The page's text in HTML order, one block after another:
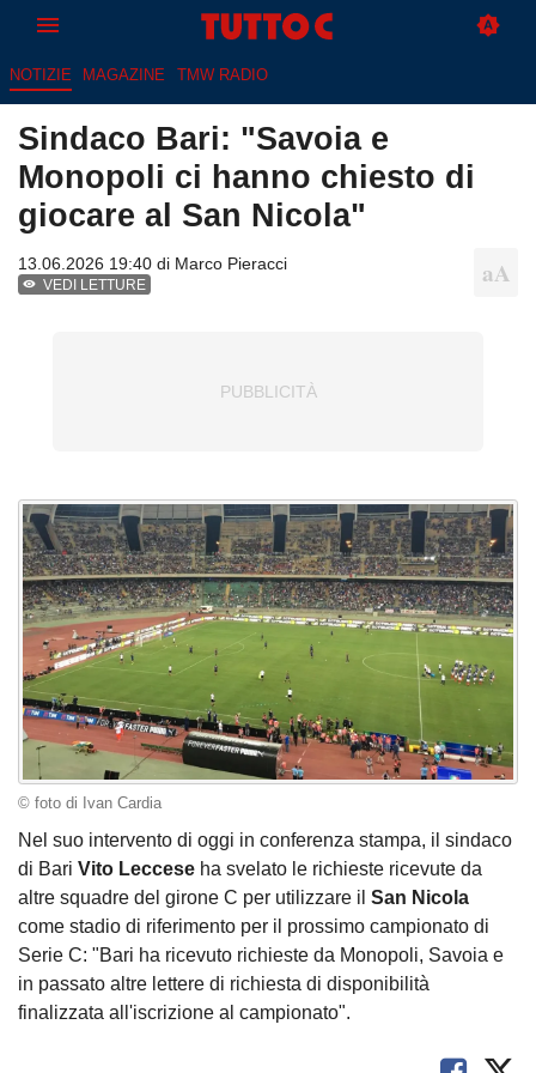
NOTIZIE MAGAZINE TMW RADIO
Sindaco Bari: "Savoia e
Monopoli ci hanno chiesto di
giocare al San Nicola"
13.06.2026 19:40 di Marco Pieracci
VEDI LETTURE
© foto di Ivan Cardia
Nel suo intervento di oggi in conferenza stampa, il sindaco
di Bari Vito Leccese ha svelato le richieste ricevute da
altre squadre del girone C per utilizzare il San Nicola
come stadio di riferimento per il prossimo campionato di
Serie C: "Bari ha ricevuto richieste da Monopoli, Savoia e
in passato altre lettere di richiesta di disponibilità
finalizzata all'iscrizione al campionato".